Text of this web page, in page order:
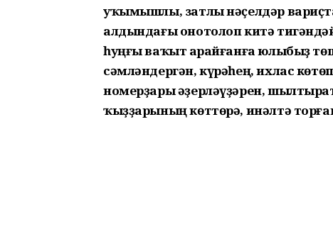
уҡымышлы, затлы нәҫелдәр
алдындағы онотолоп китә
һуңғы ваҡыт Ҡарайғанға юлыбыҙ
сәмләндергән, күрәһең, ихлас
номерҙары әҙерләүҙәрен,
ҡыҙҙарының көттөрә, инәлтә